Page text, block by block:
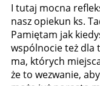
I tutaj mocna
nasz opiekun ks.
Pamiętam jak
wspólnocie też dla
ma, których
że to wezwanie,